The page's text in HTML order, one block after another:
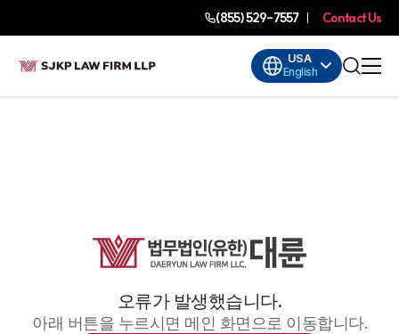
(855) 529-7557 Contact Us
USA
English
오류가 발생했습니다.
아래 버튼을 누르시면 메인 화면으로 이동합니다.